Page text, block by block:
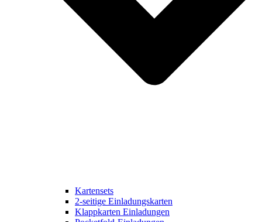
Kartensets
2-seitige Einladungskarten
Klappkarten Einladungen